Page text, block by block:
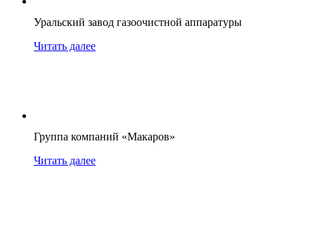
Уральский завод газоочистной аппаратуры
Читать далее
Группа компаний «Макаров»
Читать далее